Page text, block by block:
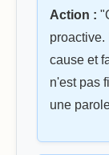
Action :
proactive.
cause et
n'est pas
une